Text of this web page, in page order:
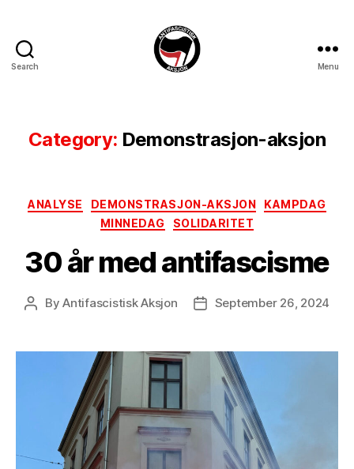
Search Menu
Category: Demonstrasjon-aksjon
Categories
ANALYSE DEMONSTRASJON-AKSJON
KAMPDAG
MINNEDAG
SOLIDARITET
30 år med antifascisme
PostByAntifascistisk Aksjon
PostSeptember 26, 2024